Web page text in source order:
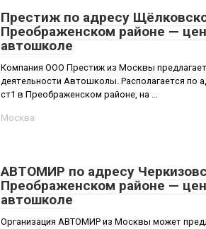
Престиж по адресу
Преображенском районе —
автошколе
Компания ООО Престиж из Москвы
деятельности Автошколы. Располагается по
ст1 в Преображенском районе, на ...
Москва
АВТОМИР по адресу
Преображенском районе —
автошколе
Организация АВТОМИР из Москвы может